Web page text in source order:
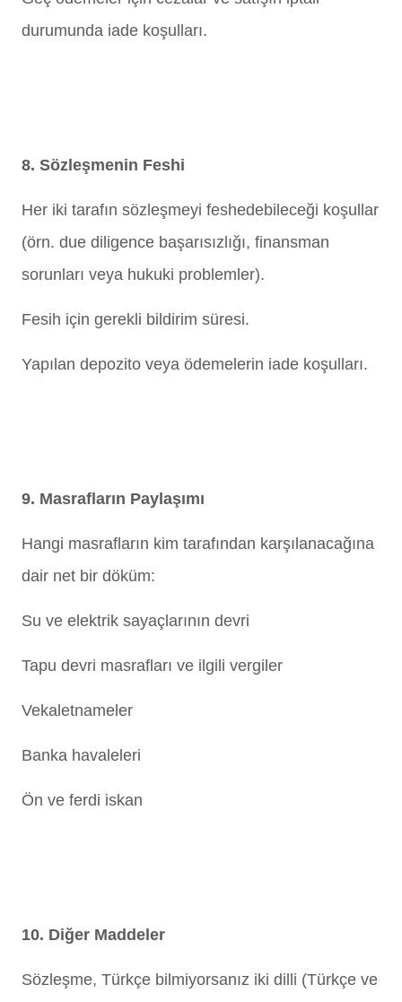
durumunda iade koşulları.
8. Sözleşmenin Feshi
Her iki tarafın sözleşmeyi feshedebileceği koşullar
(örn. due diligence başarısızlığı, finansman
sorunları veya hukuki problemler).
Fesih için gerekli bildirim süresi.
Yapılan depozito veya ödemelerin iade koşulları.
9. Masrafların Paylaşımı
Hangi masrafların kim tarafından karşılanacağına
dair net bir döküm:
Su ve elektrik sayaçlarının devri
Tapu devri masrafları ve ilgili vergiler
Vekaletnameler
Banka havaleleri
Ön ve ferdi iskan
10. Diğer Maddeler
Sözleşme, Türkçe bilmiyorsanız iki dilli (Türkçe ve